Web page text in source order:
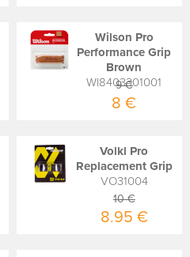
Wilson Pro
Performance Grip
Brown
WI8403301001
9 €
8 €
Volkl Pro
Replacement Grip
VO31004
10 €
8.95 €